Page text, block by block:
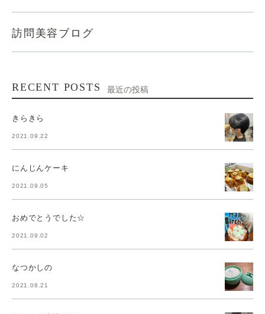
訪問美容ブログ
RECENT POSTS 最近の投稿
きらきら
2021.09.22
にんじんケーキ
2021.09.05
おめでとうでした☆
2021.09.02
なつかしの
2021.08.21